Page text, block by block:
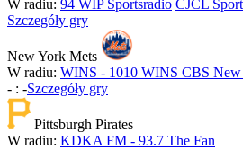
W radiu: 94 WIP Sportsradio CJCL
Szczegóły gry
New York Mets
W radiu: WINS - 1010 WINS CBS
- : -Szczegóły gry
Pittsburgh Pirates
W radiu: KDKA FM - 93.7 The Fan